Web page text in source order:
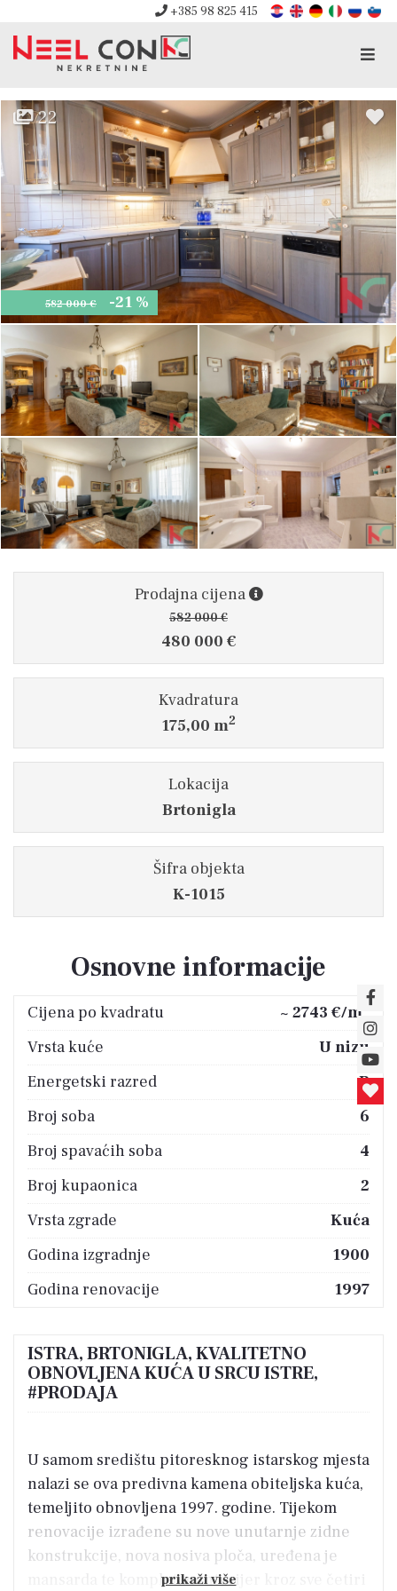
+385 98 825 415
22
582 000 € -21 %
Prodajna cijena
582 000 €
480 000 €
Kvadratura
175,00 m2
Lokacija
Brtonigla
Šifra objekta
K-1015
Osnovne informacije
Cijena po kvadratu ~ 2743 €/m 2
Vrsta kuće
U nizu
Energetski razred
B
Broj soba
6
Broj spavaćih soba
4
Broj kupaonica
2
Vrsta zgrade
Kuća
Godina izgradnje
1900
Godina renovacije
1997
ISTRA, BRTONIGLA, KVALITETNO
OBNOVLJENA KUĆA U SRCU ISTRE,
#PRODAJA
U samom središtu pitoresknog istarskog mjesta
nalazi se ova predivna kamena obiteljska kuća,
temeljito obnovljena 1997. godine. Tijekom
renovacije izrađene su nove unutarnje zidne
konstrukcije, nova nosiva ploča, uređena je
mansarda te kompletan interijer kroz sve četiri
prikaži više